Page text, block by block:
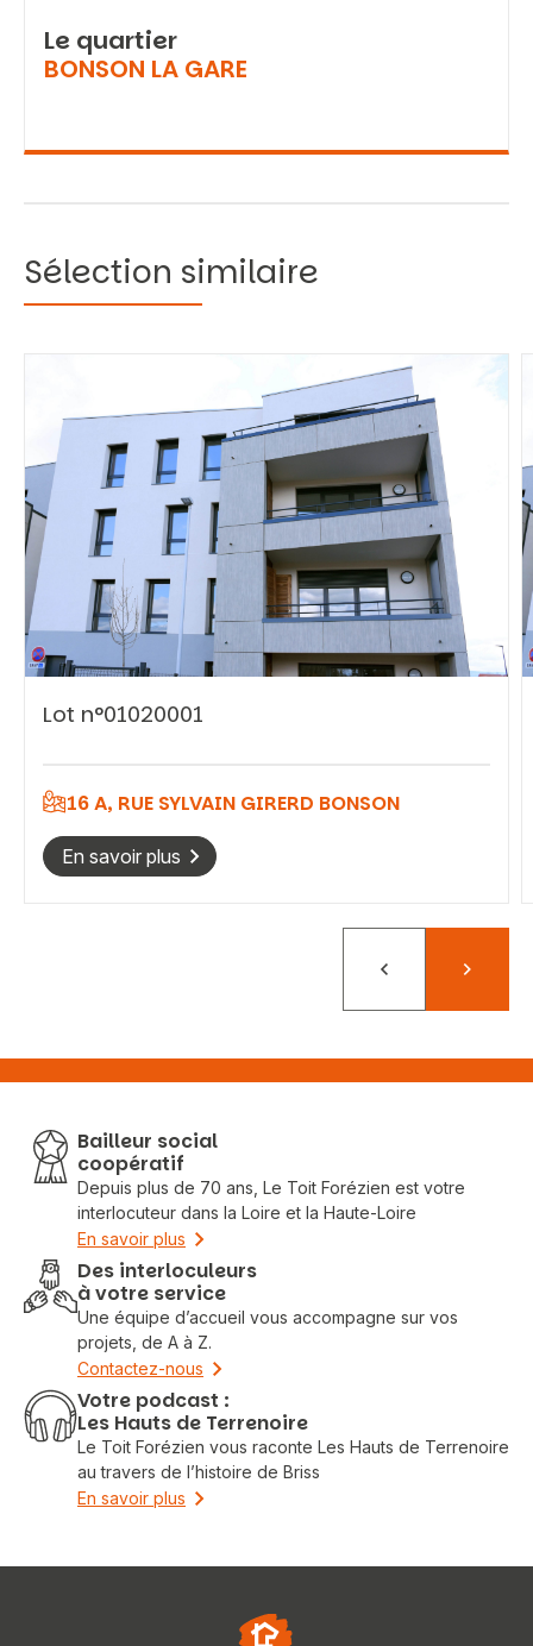
Vous recherchez&nbsp;:
Le quartier
BONSON LA GARE
Sélection similaire
Lot n°01020001
16 A, RUE SYLVAIN GIRERD BONSON
En savoir plus
PrécédentSuivant
Bailleur social
coopératif
Depuis plus de 70 ans, Le Toit Forézien est votre
interlocuteur dans la Loire et la Haute-Loire
En savoir plus
Des interloculeurs
à votre service
Une équipe d’accueil vous accompagne sur vos
projets, de A à Z.
Contactez-nous
Votre podcast :
Les Hauts de Terrenoire
Le Toit Forézien vous raconte Les Hauts de Terrenoire
au travers de l’histoire de Briss
En savoir plus